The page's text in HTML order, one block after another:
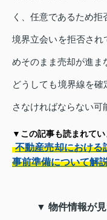
く、任意であるため拒
境界立会いを拒否され
めそのまま売却が進ま
どうしても境界線を
さなければならない可
▼この記事も読まれてい
不動産売却における
事前準備について解
▼ 物件情報が